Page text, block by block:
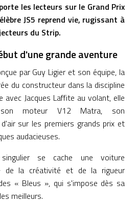
les lecteurs sur le Grand Prix
JS5 reprend vie, rugissant à
du Strip.
d'une grande aventure
par Guy Ligier et son équipe, la
du constructeur dans la discipline
avec Jacques Laffite au volant, elle
moteur V12 Matra, son
sur les premiers grands prix et
audacieuses.
se cache une voiture
de la créativité et de la rigueur
« Bleus », qui s'impose dès sa
meilleurs.